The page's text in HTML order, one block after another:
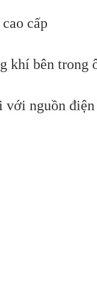
cấp
khí bên trong
với nguồn điện